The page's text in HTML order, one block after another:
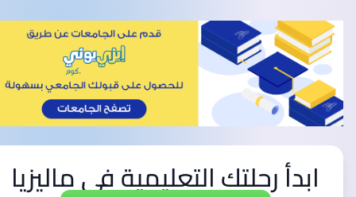
ابدأ رحلتك التعليمية في ماليزيا